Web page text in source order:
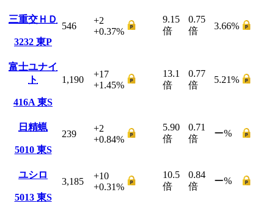
三重交ＨＤ
3232 東P
546
+2
+0.37%
9.15
倍
0.75
倍
3.66%
富士ユナイ
ト
416A 東S
1,190
+17
+1.45%
13.1
倍
0.77
倍
5.21%
日精蝋
5010 東S
239
+2
+0.84%
5.90
倍
0.71
倍
ー%
ユシロ
5013 東S
3,185
+10
+0.31%
10.5
倍
0.84
倍
ー%